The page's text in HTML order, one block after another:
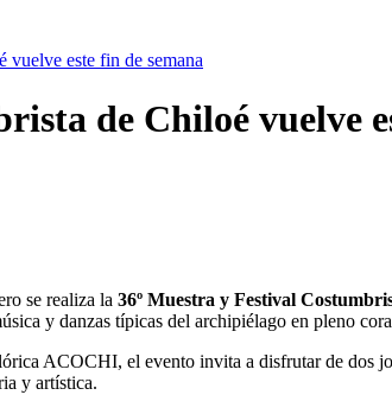
vuelve este fin de semana
de Chiloé vuelve
se realiza la 36º Muestra y Festival
y danzas típicas del archipiélago en pleno
ACOCHI, el evento invita a disfrutar de dos
y artística.